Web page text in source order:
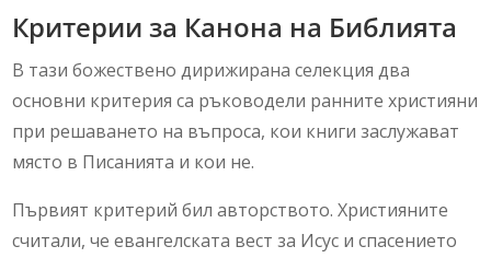
Критерии за Канона на Библията
В тази божествено дирижирана селекция два
основни критерия са ръководели ранните християни
при решаването на въпроса, кои книги заслужават
място в Писанията и кои не.
Първият критерий бил авторството. Християните
считали, че евангелската вест за Исус и спасението